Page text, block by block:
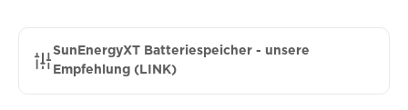
SunEnergyXT Batteriespeicher - unsere
Empfehlung (LINK)